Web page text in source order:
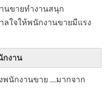
นขายทำงานสนุก
ใจให้พนักงานขายมีแรง
กงาน
พนักงานขาย ...มากจาก